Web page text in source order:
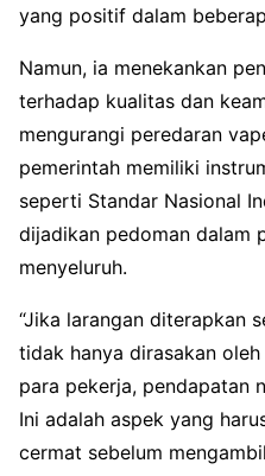
yang positif dalam
Namun, ia menekankan
terhadap kualitas dan
mengurangi peredaran
pemerintah memiliki
seperti Standar Nasional
dijadikan pedoman dalam
menyeluruh.
“Jika larangan diterapkan
tidak hanya dirasakan
para pekerja, pendapatan
Ini adalah aspek yang
cermat sebelum